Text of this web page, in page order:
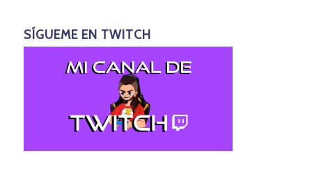
SÍGUEME EN TWITCH